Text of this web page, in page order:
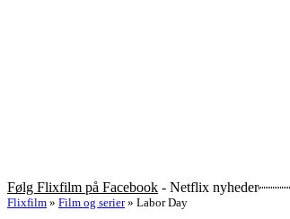
Følg Flixfilm på Facebook - Netflix nyheder
Flixfilm » Film og serier » Labor Day